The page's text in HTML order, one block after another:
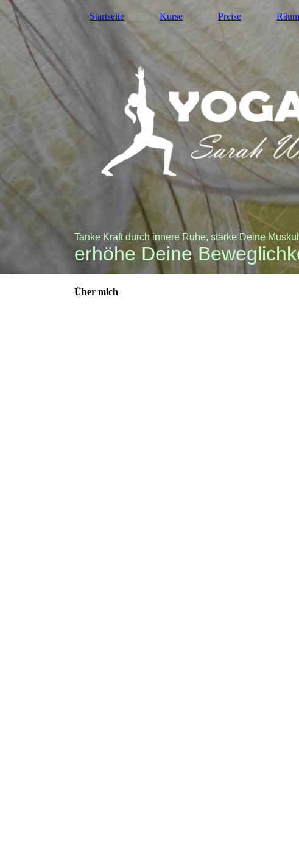
Startseite Kurse Preise
Tanke Kraft durch innere Ruhe, stärke Deine
erhöhe Deine
Über mich